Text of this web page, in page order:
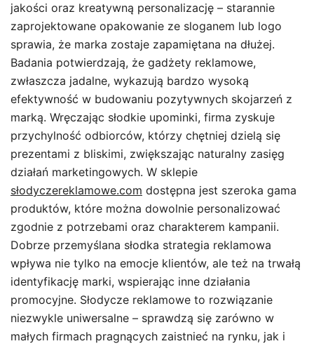
jakości oraz kreatywną personalizację – starannie
zaprojektowane opakowanie ze sloganem lub logo
sprawia, że marka zostaje zapamiętana na dłużej.
Badania potwierdzają, że gadżety reklamowe,
zwłaszcza jadalne, wykazują bardzo wysoką
efektywność w budowaniu pozytywnych skojarzeń z
marką. Wręczając słodkie upominki, firma zyskuje
przychylność odbiorców, którzy chętniej dzielą się
prezentami z bliskimi, zwiększając naturalny zasięg
działań marketingowych. W sklepie
słodyczereklamowe.com dostępna jest szeroka gama
produktów, które można dowolnie personalizować
zgodnie z potrzebami oraz charakterem kampanii.
Dobrze przemyślana słodka strategia reklamowa
wpływa nie tylko na emocje klientów, ale też na trwałą
identyfikację marki, wspierając inne działania
promocyjne. Słodycze reklamowe to rozwiązanie
niezwykle uniwersalne – sprawdzą się zarówno w
małych firmach pragnących zaistnieć na rynku, jak i